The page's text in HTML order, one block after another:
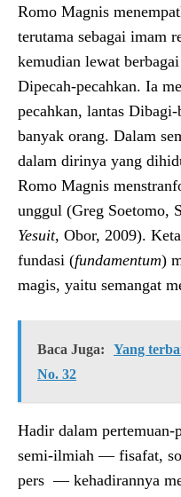
Romo Magnis
terutama sebagai imam
kemudian lewat
Dipecah-pecahkan. Ia
pecahkan, lantas
banyak orang. Dalam
dalam dirinya yang
Romo Magnis
unggul (Greg Soetomo,
Yesuit, Obor, 2009).
fundasi (fundamentum)
magis, yaitu semangat
Baca Juga:
Yang
No. 32
Hadir dalam
semi-ilmiah — fisafat,
pers — kehadirannya